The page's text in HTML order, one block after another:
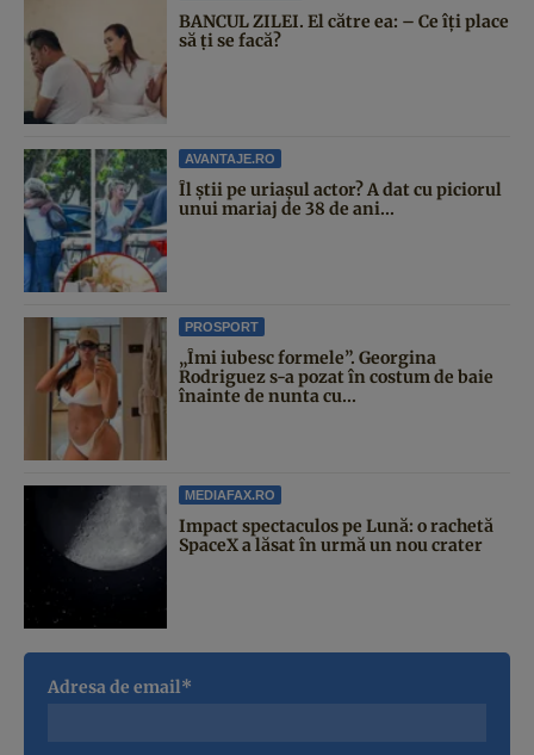
BANCUL ZILEI. El către ea: – Ce îți place
să ți se facă?
AVANTAJE.RO
Îl știi pe uriașul actor? A dat cu piciorul
unui mariaj de 38 de ani...
PROSPORT
„Îmi iubesc formele”. Georgina
Rodriguez s-a pozat în costum de baie
înainte de nunta cu...
MEDIAFAX.RO
Impact spectaculos pe Lună: o rachetă
SpaceX a lăsat în urmă un nou crater
Adresa de email*